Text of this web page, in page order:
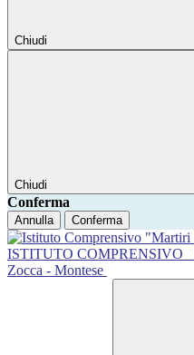
Chiudi
Chiudi
Conferma
Annulla Conferma
ISTITUTO COMPRENSIVO
Zocca - Montese